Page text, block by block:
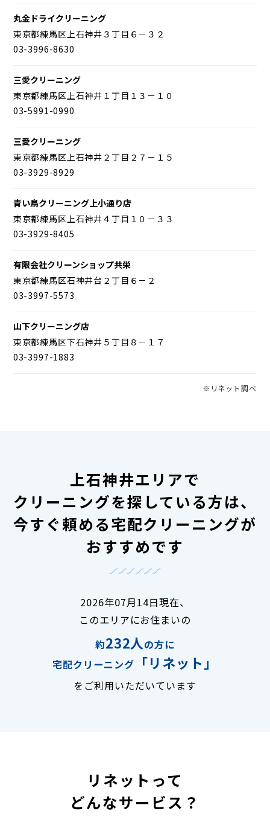
丸金ドライクリーニング
東京都練馬区上石神井３丁目６－３２
03-3996-8630
三愛クリーニング
東京都練馬区上石神井１丁目１３－１０
03-5991-0990
三愛クリーニング
東京都練馬区上石神井２丁目２７－１５
03-3929-8929
青い鳥クリーニング上小通り店
東京都練馬区上石神井４丁目１０－３３
03-3929-8405
有限会社クリーンショップ共栄
東京都練馬区石神井台２丁目６－２
03-3997-5573
山下クリーニング店
東京都練馬区下石神井５丁目８－１７
03-3997-1883
※リネット調べ
上石神井エリアで
クリーニングを探している方は、
今すぐ頼める宅配クリーニングが
おすすめです
2026年07月14日現在、
このエリアにお住まいの
約232人の方に
宅配クリーニング
「リネット」
をご利用いただいています
リネットって
どんなサービス？